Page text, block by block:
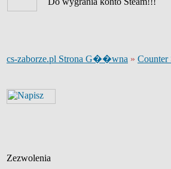
cs-zaborze.pl Strona G��wna » Counter
Zezwolenia